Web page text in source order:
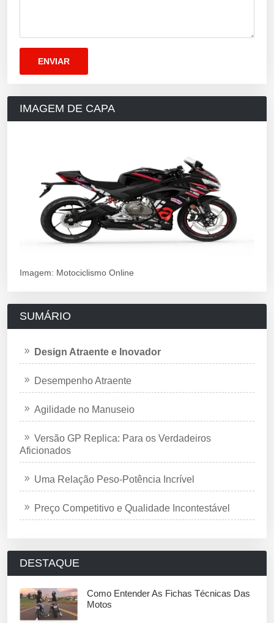
IMAGEM DE CAPA
Imagem: Motociclismo Online
SUMÁRIO
Design Atraente e Inovador
Desempenho Atraente
Agilidade no Manuseio
Versão GP Replica: Para os Verdadeiros
Aficionados
Uma Relação Peso-Potência Incrível
Preço Competitivo e Qualidade Incontestável
DESTAQUE
Como Entender As Fichas Técnicas Das
Motos